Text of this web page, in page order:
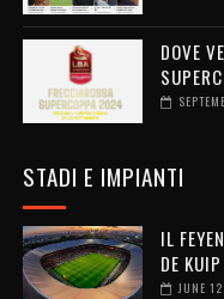
DOVE
STADI E IMPIANTI
IL
DE KUIP
JUNE